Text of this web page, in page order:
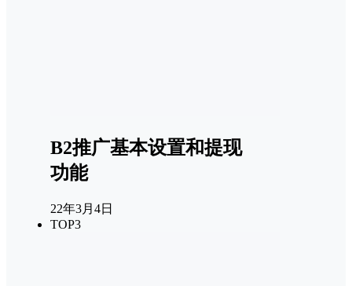
B2推广基本设置和提现
功能
22年3月4日
TOP3